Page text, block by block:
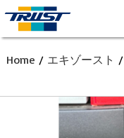
Home / エキゾースト /